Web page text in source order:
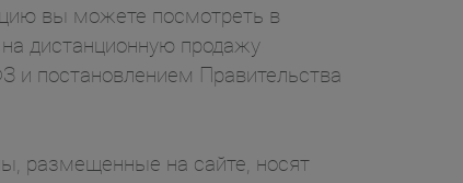
вы можете посмотреть в
дистанционную продажу
и постановлением Правительства
на сайте, носят